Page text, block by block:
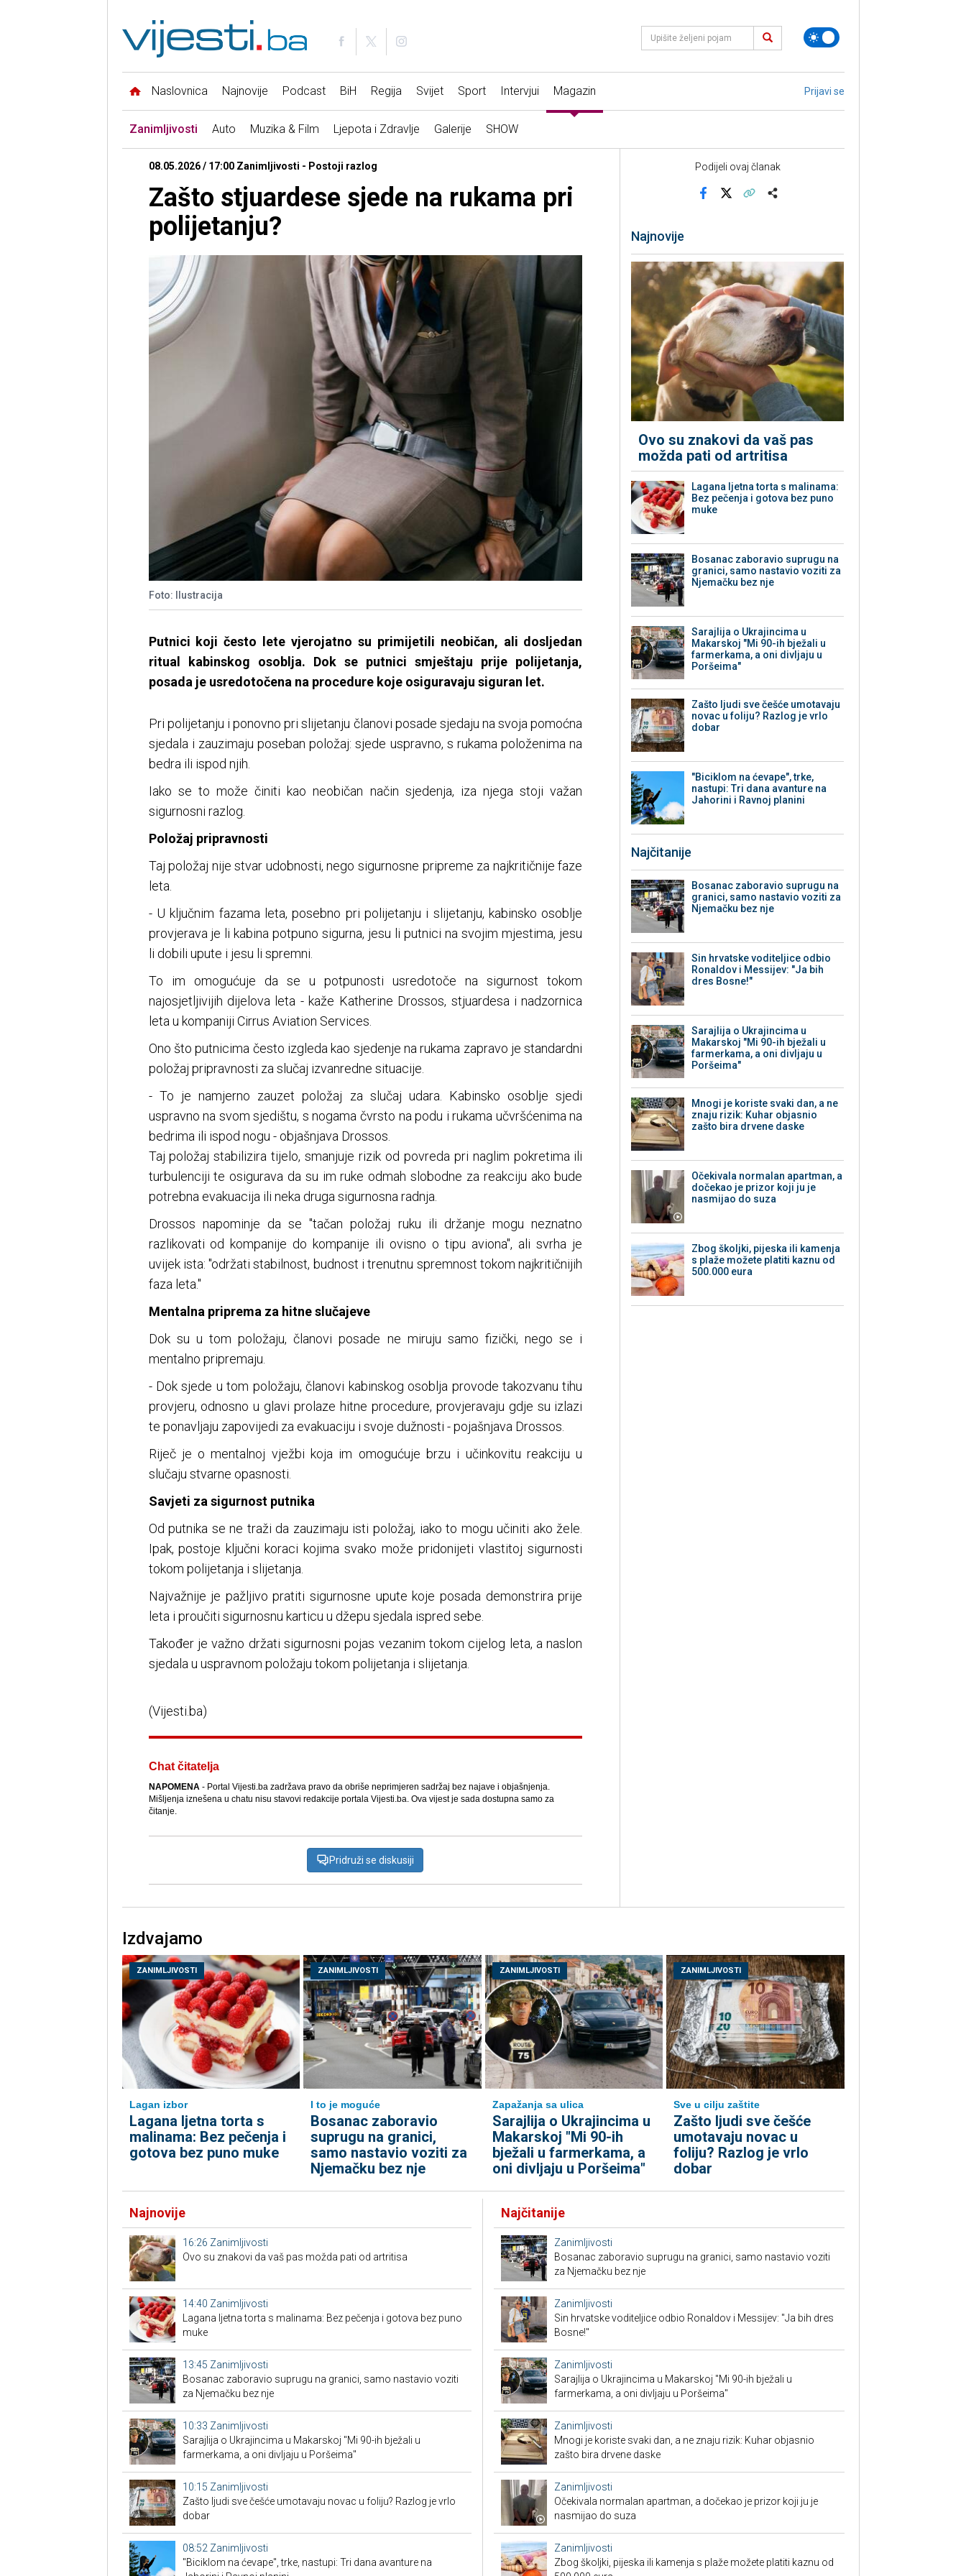
Naslovnica Najnovije Podcast BiH Regija Svijet Sport Intervjui Magazin Prijavi se
Zanimljivosti Auto Muzika & Film Ljepota i Zdravlje Galerije SHOW
08.05.2026 / 17:00 Zanimljivosti - Postoji razlog
Zašto stjuardese sjede na rukama pri
polijetanju?
Foto: Ilustracija
Putnici koji često lete vjerojatno su primijetili neobičan, ali dosljedan
ritual kabinskog osoblja. Dok se putnici smještaju prije polijetanja,
posada je usredotočena na procedure koje osiguravaju siguran let.
Pri polijetanju i ponovno pri slijetanju članovi posade sjedaju na svoja pomoćna
sjedala i zauzimaju poseban položaj: sjede uspravno, s rukama položenima na
bedra ili ispod njih.
Iako se to može činiti kao neobičan način sjedenja, iza njega stoji važan
sigurnosni razlog.
Položaj pripravnosti
Taj položaj nije stvar udobnosti, nego sigurnosne pripreme za najkritičnije faze
leta.
- U ključnim fazama leta, posebno pri polijetanju i slijetanju, kabinsko osoblje
provjerava je li kabina potpuno sigurna, jesu li putnici na svojim mjestima, jesu
li dobili upute i jesu li spremni.
To im omogućuje da se u potpunosti usredotoče na sigurnost tokom
najosjetljivijih dijelova leta - kaže Katherine Drossos, stjuardesa i nadzornica
leta u kompaniji Cirrus Aviation Services.
Ono što putnicima često izgleda kao sjedenje na rukama zapravo je standardni
položaj pripravnosti za slučaj izvanredne situacije.
- To je namjerno zauzet položaj za slučaj udara. Kabinsko osoblje sjedi
uspravno na svom sjedištu, s nogama čvrsto na podu i rukama učvršćenima na
bedrima ili ispod nogu - objašnjava Drossos.
Taj položaj stabilizira tijelo, smanjuje rizik od povreda pri naglim pokretima ili
turbulenciji te osigurava da su im ruke odmah slobodne za reakciju ako bude
potrebna evakuacija ili neka druga sigurnosna radnja.
Drossos napominje da se "tačan položaj ruku ili držanje mogu neznatno
razlikovati od kompanije do kompanije ili ovisno o tipu aviona", ali svrha je
uvijek ista: "održati stabilnost, budnost i trenutnu spremnost tokom najkritičnijih
faza leta."
Mentalna priprema za hitne slučajeve
Dok su u tom položaju, članovi posade ne miruju samo fizički, nego se i
mentalno pripremaju.
- Dok sjede u tom položaju, članovi kabinskog osoblja provode takozvanu tihu
provjeru, odnosno u glavi prolaze hitne procedure, provjeravaju gdje su izlazi
te ponavljaju zapovijedi za evakuaciju i svoje dužnosti - pojašnjava Drossos.
Riječ je o mentalnoj vježbi koja im omogućuje brzu i učinkovitu reakciju u
slučaju stvarne opasnosti.
Savjeti za sigurnost putnika
Od putnika se ne traži da zauzimaju isti položaj, iako to mogu učiniti ako žele.
Ipak, postoje ključni koraci kojima svako može pridonijeti vlastitoj sigurnosti
tokom polijetanja i slijetanja.
Najvažnije je pažljivo pratiti sigurnosne upute koje posada demonstrira prije
leta i proučiti sigurnosnu karticu u džepu sjedala ispred sebe.
Također je važno držati sigurnosni pojas vezanim tokom cijelog leta, a naslon
sjedala u uspravnom položaju tokom polijetanja i slijetanja.
(Vijesti.ba)
Chat čitatelja
NAPOMENA- Portal Vijesti.ba zadržava pravo da obriše neprimjeren sadržaj bez najave i objašnjenja.
Mišljenja iznešena u chatu nisu stavovi redakcije portala Vijesti.ba. Ova vijest je sada dostupna samo za
čitanje.
Pridruži se diskusiji
Podijeli ovaj članak
Najnovije
Ovo su znakovi da vaš pas
možda pati od artritisa
Lagana ljetna torta s malinama:
Bez pečenja i gotova bez puno
muke
Bosanac zaboravio suprugu na
granici, samo nastavio voziti za
Njemačku bez nje
Sarajlija o Ukrajincima u
Makarskoj "Mi 90-ih bježali u
farmerkama, a oni divljaju u
Poršeima"
Zašto ljudi sve češće umotavaju
novac u foliju? Razlog je vrlo
dobar
"Biciklom na ćevape", trke,
nastupi: Tri dana avanture na
Jahorini i Ravnoj planini
Najčitanije
Bosanac zaboravio suprugu na
granici, samo nastavio voziti za
Njemačku bez nje
Sin hrvatske voditeljice odbio
Ronaldov i Messijev: "Ja bih
dres Bosne!"
Sarajlija o Ukrajincima u
Makarskoj "Mi 90-ih bježali u
farmerkama, a oni divljaju u
Poršeima"
Mnogi je koriste svaki dan, a ne
znaju rizik: Kuhar objasnio
zašto bira drvene daske
Očekivala normalan apartman, a
dočekao je prizor koji ju je
nasmijao do suza
Zbog školjki, pijeska ili kamenja
s plaže možete platiti kaznu od
500.000 eura
Izdvajamo
ZANIMLJIVOSTI
Lagan izbor
Lagana ljetna torta s
malinama: Bez pečenja i
gotova bez puno muke
ZANIMLJIVOSTI
I to je moguće
Bosanac zaboravio
suprugu na granici,
samo nastavio voziti za
Njemačku bez nje
ZANIMLJIVOSTI
Zapažanja sa ulica
Sarajlija o Ukrajincima u
Makarskoj "Mi 90-ih
bježali u farmerkama, a
oni divljaju u Poršeima"
ZANIMLJIVOSTI
Sve u cilju zaštite
Zašto ljudi sve češće
umotavaju novac u
foliju? Razlog je vrlo
dobar
Najnovije
16:26 Zanimljivosti
Ovo su znakovi da vaš pas možda pati od artritisa
14:40 Zanimljivosti
Lagana ljetna torta s malinama: Bez pečenja i gotova bez puno
muke
13:45 Zanimljivosti
Bosanac zaboravio suprugu na granici, samo nastavio voziti
za Njemačku bez nje
10:33 Zanimljivosti
Sarajlija o Ukrajincima u Makarskoj "Mi 90-ih bježali u
farmerkama, a oni divljaju u Poršeima"
10:15 Zanimljivosti
Zašto ljudi sve češće umotavaju novac u foliju? Razlog je vrlo
dobar
08:52 Zanimljivosti
"Biciklom na ćevape", trke, nastupi: Tri dana avanture na
Najčitanije
Zanimljivosti
Bosanac zaboravio suprugu na granici, samo nastavio voziti
za Njemačku bez nje
Zanimljivosti
Sin hrvatske voditeljice odbio Ronaldov i Messijev: "Ja bih dres
Bosne!"
Zanimljivosti
Sarajlija o Ukrajincima u Makarskoj "Mi 90-ih bježali u
farmerkama, a oni divljaju u Poršeima"
Zanimljivosti
Mnogi je koriste svaki dan, a ne znaju rizik: Kuhar objasnio
zašto bira drvene daske
Zanimljivosti
Očekivala normalan apartman, a dočekao je prizor koji ju je
nasmijao do suza
Zanimljivosti
Zbog školjki, pijeska ili kamenja s plaže možete platiti kaznu od